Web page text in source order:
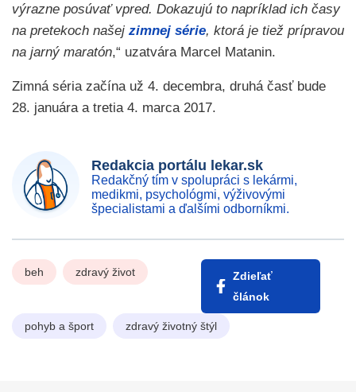
výrazne posúvať vpred. Dokazujú to napríklad ich časy
na pretekoch našej zimnej série, ktorá je tiež prípravou
na jarný maratón,“ uzatvára Marcel Matanin.
Zimná séria začína už 4. decembra, druhá časť bude
28. januára a tretia 4. marca 2017.
Redakcia portálu lekar.sk
Redakčný tím v spolupráci s lekármi,
medikmi, psychológmi, výživovými
špecialistami a ďalšími odborníkmi.
beh zdravý život
Zdieľať
článok
pohyb a šport zdravý životný štýl